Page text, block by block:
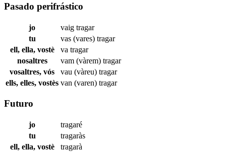
Pasado perifrástico
jo vaig tragar
tu
vas (vares) tragar
ell, ella, vostè
va tragar
nosaltres
vam (vàrem) tragar
vosaltres, vós
vau (vàreu) tragar
ells, elles, vostès van (varen) tragar
Futuro
jo
tragaré
tu
tragaràs
ell, ella, vostè
tragarà